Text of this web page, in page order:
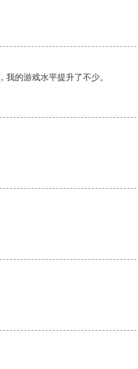
的游戏水平提升了不少。